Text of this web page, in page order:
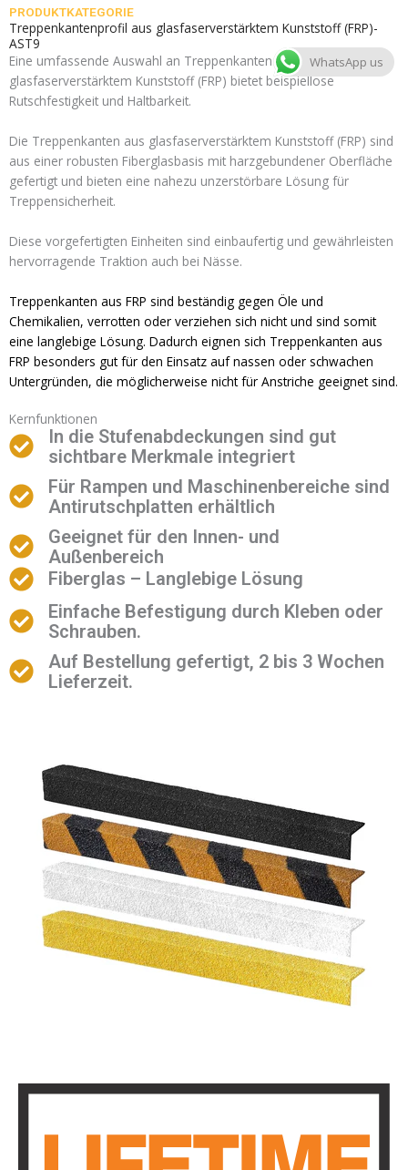
PRODUKTKATEGORIE
Treppenkantenprofil aus glasfaserverstärktem Kunststoff (FRP)-
AST9
Eine umfassende Auswahl an Treppenkanten aus
glasfaserverstärktem Kunststoff (FRP) bietet beispiellose
Rutschfestigkeit und Haltbarkeit.
Die Treppenkanten aus glasfaserverstärktem Kunststoff (FRP) sind
aus einer robusten Fiberglasbasis mit harzgebundener Oberfläche
gefertigt und bieten eine nahezu unzerstörbare Lösung für
Treppensicherheit.
Diese vorgefertigten Einheiten sind einbaufertig und gewährleisten
hervorragende Traktion auch bei Nässe.
Treppenkanten aus FRP sind beständig gegen Öle und
Chemikalien, verrotten oder verziehen sich nicht und sind somit
eine langlebige Lösung. Dadurch eignen sich Treppenkanten aus
FRP besonders gut für den Einsatz auf nassen oder schwachen
Untergründen, die möglicherweise nicht für Anstriche geeignet sind.
Kernfunktionen
In die Stufenabdeckungen sind gut
sichtbare Merkmale integriert
Für Rampen und Maschinenbereiche sind
Antirutschplatten erhältlich
Geeignet für den Innen- und
Außenbereich
Fiberglas – Langlebige Lösung
Einfache Befestigung durch Kleben oder
Schrauben.
Auf Bestellung gefertigt, 2 bis 3 Wochen
Lieferzeit.
WhatsApp us